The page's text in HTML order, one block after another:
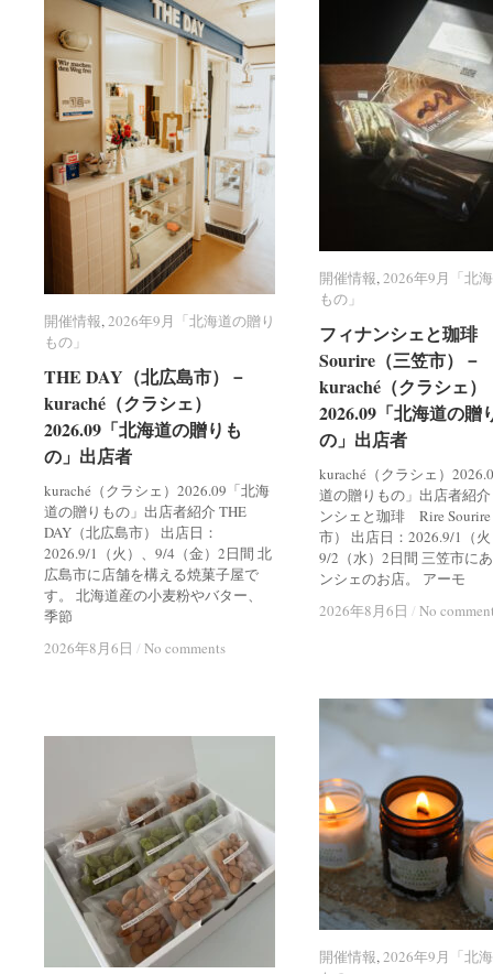
開催情報,2026年9月「北海道の贈り
もの」
THE DAY（北広島市）－
kuraché（クラシェ）
2026.09「北海道の贈りも
の」出店者
kuraché（クラシェ）2026.09「北海
道の贈りもの」出店者紹介 THE
DAY（北広島市） 出店日：
2026.9/1（火）、9/4（金）2日間 北
広島市に店舗を構える焼菓子屋で
す。 北海道産の小麦粉やバター、
季節
2026年8月6日 / No comments
開催情報 2026年9月「北海道の贈り
もの」
THE DAY（北広島市）－
kuraché（クラシェ）
2026.09「北海道の贈りも
の」出店者
2026年8月6日 / No comments
開催情報,2026年9月「北
もの」
フィナンシェと珈
Sourire（三笠市）－
kuraché（クラシェ）
2026.09「北海道の贈
の」出店者
kuraché（クラシェ）
道の贈りもの」出店者紹
ンシェと珈琲 Rire
市） 出店日：2026.9/1（
9/2（水）2日間 三笠市に
ンシェのお店。 アーモ
2026年8月6日 / No
開催情報 2026年9月「北
もの」
フィナンシェと珈
Sourire（三笠市）－
kuraché（クラシェ）
2026.09「北海道の贈
の」出店者
2026年8月6日 / No
開催情報,2026年9月「北
開催情報 2026年9月「北